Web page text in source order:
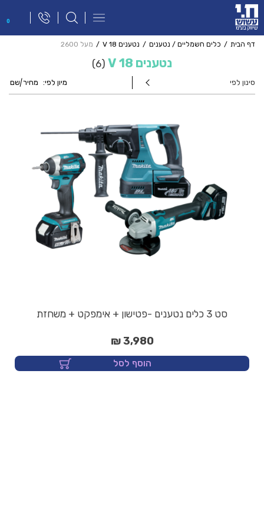
0
פתח
ניווט
דף הבית כלים חשמליים / נטענים נטענים 18 V מעל 2600
נטענים 18 V 6
מיון לפי: מחיר|שם סינון לפי
סט 3 כלים נטענים -פטישון + אימפקט + משחזת
3,980 ₪
הוסף לסל